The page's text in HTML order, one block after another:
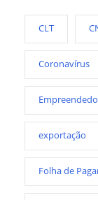
CLT
Coronavírus
exportação
Folha de